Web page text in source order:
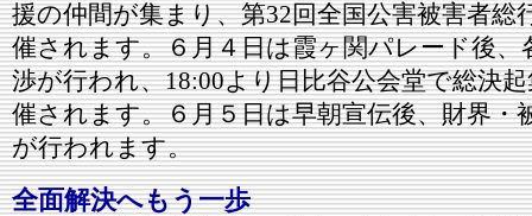
援の仲間が集まり、第32回全国公害被害者総
催されます。６月４日は霞ヶ関パレード後、
渉が行われ、18:00より日比谷公会堂で総決
催されます。６月５日は早朝宣伝後、財界・
が行われます。
全面解決へもう一歩